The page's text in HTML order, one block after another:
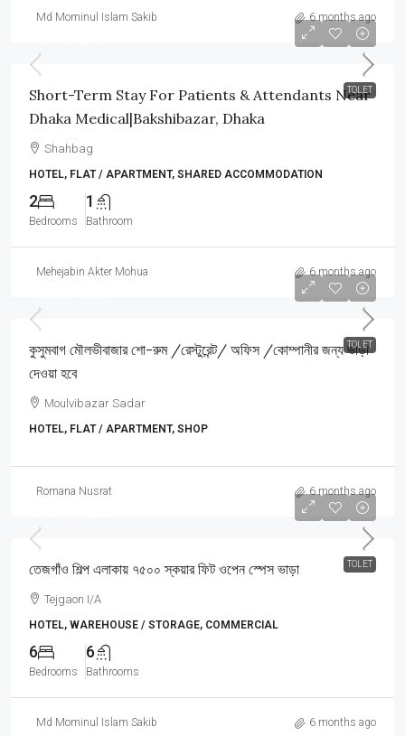
Md Mominul Islam Sakib 6 months ago
TOLET
Short-Term Stay For Patients & Attendants Near
Dhaka Medical|Bakshibazar, Dhaka
Shahbag
HOTEL, FLAT / APARTMENT, SHARED ACCOMMODATION
2
Bedrooms
1
Bathroom
Mehejabin Akter Mohua 6 months ago
TOLET
কুসুমবাগ মৌলভীবাজার শো-রুম /রেস্টুরেন্ট/ অফিস /কোম্পানীর জন্য ভাড়া
দেওয়া হবে
Moulvibazar Sadar
HOTEL, FLAT / APARTMENT, SHOP
Romana Nusrat 6 months ago
TOLET
তেজগাঁও শিল্প এলাকায় ৭৫০০ স্কয়ার ফিট ওপেন স্পেস ভাড়া
Tejgaon I/A
HOTEL, WAREHOUSE / STORAGE, COMMERCIAL
6
Bedrooms
6
Bathrooms
Md Mominul Islam Sakib 6 months ago